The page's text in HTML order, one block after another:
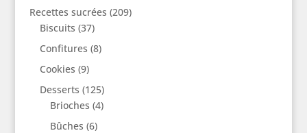
Recettes sucrées (209)
Biscuits (37)
Confitures (8)
Cookies (9)
Desserts (125)
Brioches (4)
Bûches (6)